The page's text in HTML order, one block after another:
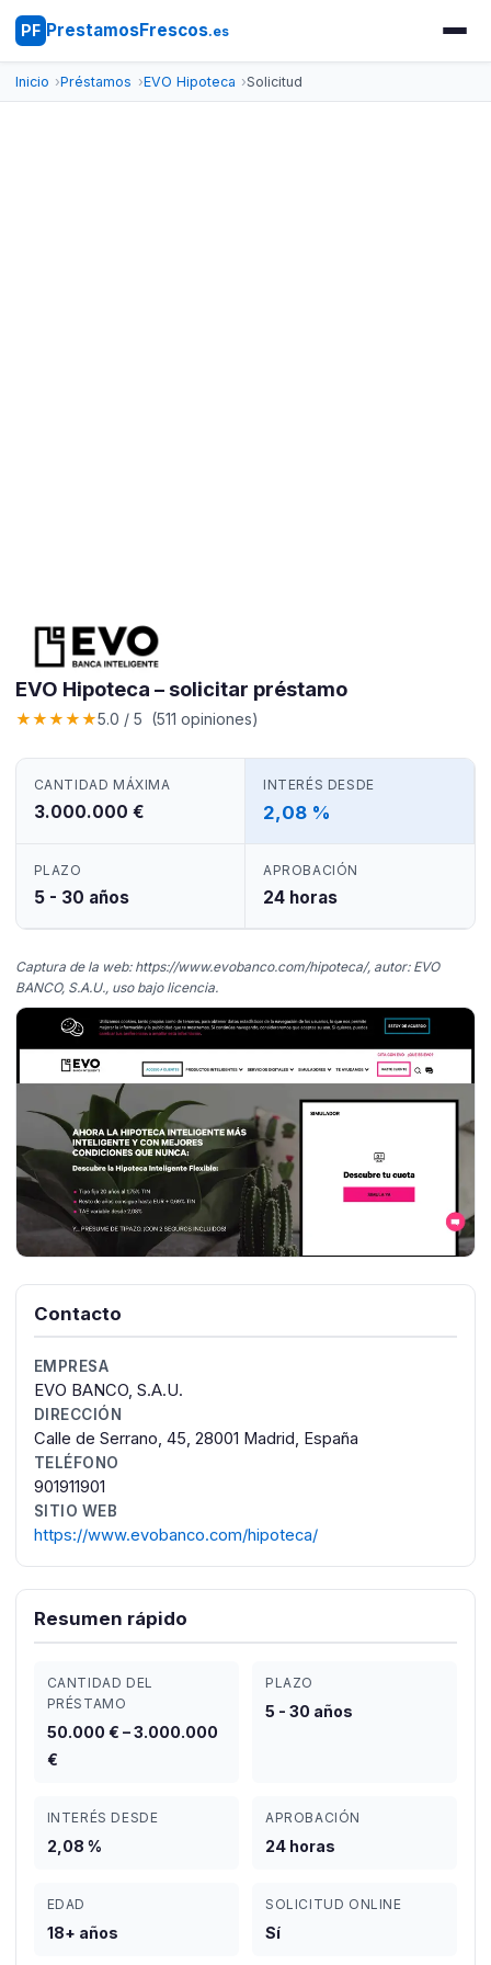
PF PrestamosFrescos.es
Inicio Préstamos EVO Hipoteca Solicitud
EVO Hipoteca – solicitar préstamo
★★★★★5.0 / 5 (511 opiniones)
CANTIDAD MÁXIMA
3.000.000 €
INTERÉS DESDE
2,08 %
PLAZO
5 - 30 años
APROBACIÓN
24 horas
Captura de la web: https://www.evobanco.com/hipoteca/, autor: EVO
BANCO, S.A.U., uso bajo licencia.
Contacto
EMPRESA
EVO BANCO, S.A.U.
DIRECCIÓN
Calle de Serrano, 45, 28001 Madrid, España
TELÉFONO
901911901
SITIO WEB
https://www.evobanco.com/hipoteca/
Resumen rápido
CANTIDAD DEL
PRÉSTAMO
50.000 € – 3.000.000
€
PLAZO
5 - 30 años
INTERÉS DESDE
2,08 %
APROBACIÓN
24 horas
EDAD
18+ años
SOLICITUD ONLINE
Sí